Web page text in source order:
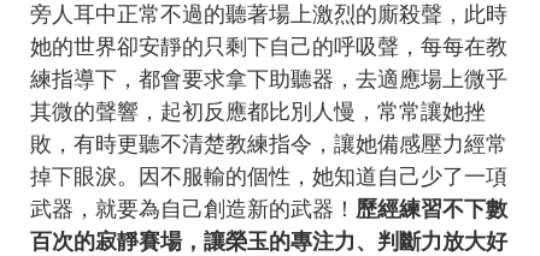
旁人耳中正常不過的聽著場上激烈的廝殺聲，此時
她的世界卻安靜的只剩下自己的呼吸聲，每每在教
練指導下，都會要求拿下助聽器，去適應場上微乎
其微的聲響，起初反應都比別人慢，常常讓她挫
敗，有時更聽不清楚教練指令，讓她備感壓力經常
掉下眼淚。因不服輸的個性，她知道自己少了一項
武器，就要為自己創造新的武器！ 歷經練習不下數
百次的寂靜賽場，讓榮玉的專注力、判斷力放大好